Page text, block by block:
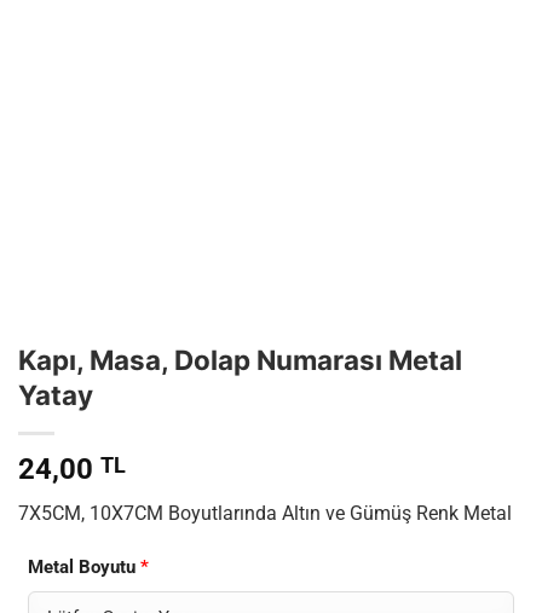
Kapı, Masa, Dolap Numarası Metal
Yatay
24,00 TL
7X5CM, 10X7CM Boyutlarında Altın ve Gümüş Renk Metal
Metal Boyutu *